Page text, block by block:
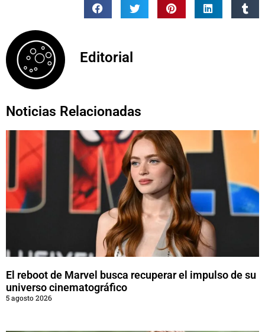
Editorial
Noticias Relacionadas
El reboot de Marvel busca recuperar el impulso de su
universo cinematográfico
5 agosto 2026